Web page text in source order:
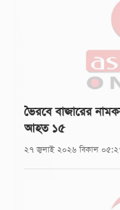
ভৈরবে বাজারের
আহত ১৫
২৭ জুলাই ২০২৬ বিকাল